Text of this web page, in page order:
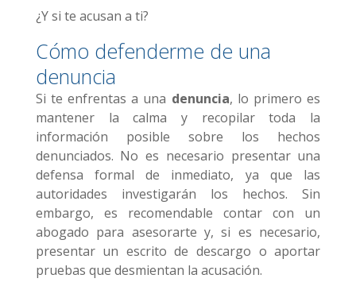
¿Y si te acusan a ti?
Cómo defenderme de una
denuncia
Si te enfrentas a una denuncia, lo primero es
mantener la calma y recopilar toda la
información posible sobre los hechos
denunciados. No es necesario presentar una
defensa formal de inmediato, ya que las
autoridades investigarán los hechos. Sin
embargo, es recomendable contar con un
abogado para asesorarte y, si es necesario,
presentar un escrito de descargo o aportar
pruebas que desmientan la acusación.